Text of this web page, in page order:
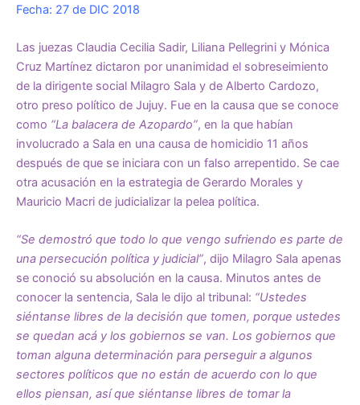
Fecha: 27 de DIC 2018
Las juezas Claudia Cecilia Sadir, Liliana Pellegrini y Mónica
Cruz Martínez dictaron por unanimidad el sobreseimiento
de la dirigente social Milagro Sala y de Alberto Cardozo,
otro preso político de Jujuy. Fue en la causa que se conoce
como “La balacera de Azopardo”, en la que habían
involucrado a Sala en una causa de homicidio 11 años
después de que se iniciara con un falso arrepentido. Se cae
otra acusación en la estrategia de Gerardo Morales y
Mauricio Macri de judicializar la pelea política.
“Se demostró que todo lo que vengo sufriendo es parte de
una persecución política y judicial”, dijo Milagro Sala apenas
se conoció su absolución en la causa. Minutos antes de
conocer la sentencia, Sala le dijo al tribunal: “Ustedes
siéntanse libres de la decisión que tomen, porque ustedes
se quedan acá y los gobiernos se van. Los gobiernos que
toman alguna determinación para perseguir a algunos
sectores políticos que no están de acuerdo con lo que
ellos piensan, así que siéntanse libres de tomar la